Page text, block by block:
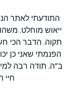
התודעתי לאתר
ייאוש מוחלט.
תקוה. הדבר הכי
הפנמתי שאני כן
ב”ה. תודה רבה
חיי